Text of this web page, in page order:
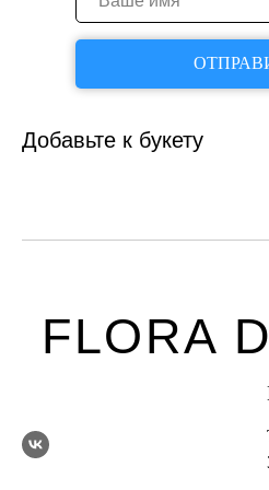
Добавьте к букету
FLORA